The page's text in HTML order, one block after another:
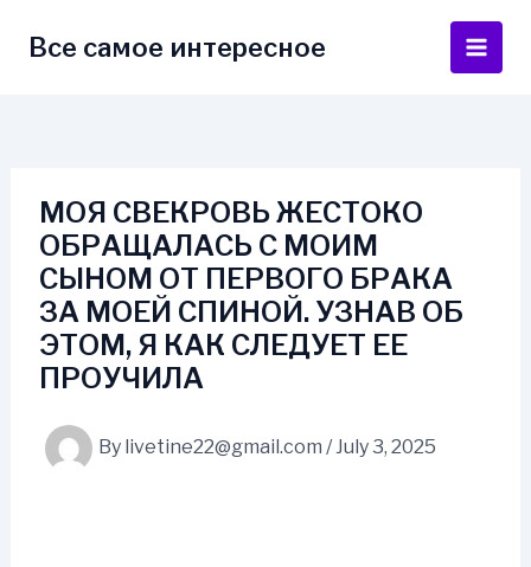
Все самое интересное
Main
МОЯ СВЕКРОВЬ ЖЕСТОКО
ОБРАЩАЛАСЬ С МОИМ
СЫНОМ ОТ ПЕРВОГО БРАКА
ЗА МОЕЙ СПИНОЙ. УЗНАВ ОБ
ЭТОМ, Я КАК СЛЕДУЕТ ЕЕ
ПРОУЧИЛА
By livetine22@gmail.com /July 3, 2025